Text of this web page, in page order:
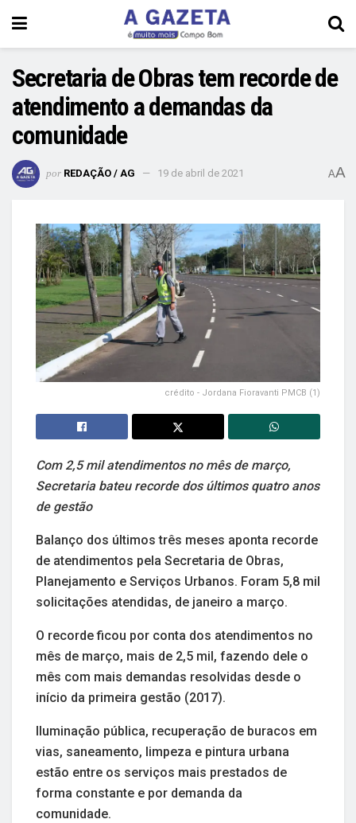
Secretaria de Obras tem recorde de
atendimento a demandas da
comunidade
por REDAÇÃO / AG 19 de abril de 2021 AA
crédito - Jordana Fioravanti PMCB (1)
Com 2,5 mil atendimentos no mês de março,
Secretaria bateu recorde dos últimos quatro anos
de gestão
Balanço dos últimos três meses aponta recorde
de atendimentos pela Secretaria de Obras,
Planejamento e Serviços Urbanos. Foram 5,8 mil
solicitações atendidas, de janeiro a março.
O recorde ficou por conta dos atendimentos no
mês de março, mais de 2,5 mil, fazendo dele o
mês com mais demandas resolvidas desde o
início da primeira gestão (2017).
Iluminação pública, recuperação de buracos em
vias, saneamento, limpeza e pintura urbana
estão entre os serviços mais prestados de
forma constante e por demanda da
comunidade.